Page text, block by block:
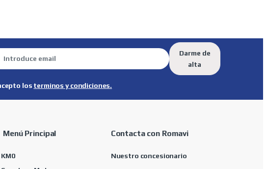
Darme de
alta
los terminos y condiciones.
Menú Principal
KM0
Contacta con Romavi
Nuestro concesionario